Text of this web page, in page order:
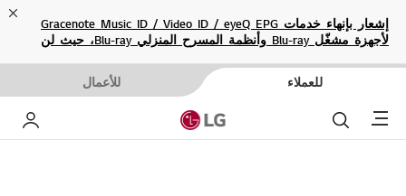
إشعار بإنهاء خدمات Gracenote Music ID / Video ID / eyeQ EPG
لأجهزة مشغّل Blu-ray وأنظمة المسرح المنزلي Blu-ray، حيث لن
للعملاء للأعمال
Menu بحث